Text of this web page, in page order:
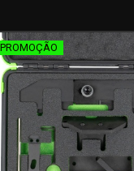
PROMOÇÃO